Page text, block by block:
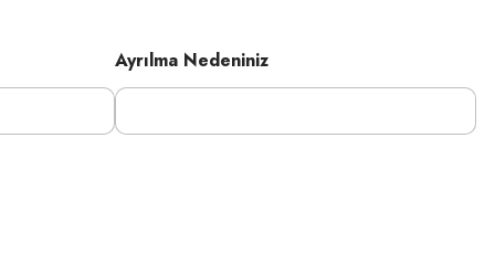
Ayrılma Nedeniniz